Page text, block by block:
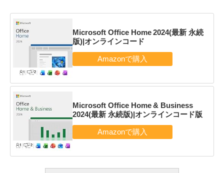
Microsoft Office Home 2024(最新 永続
版)|オンラインコード
Microsoft Office Home & Business
2024(最新 永続版)|オンラインコード版